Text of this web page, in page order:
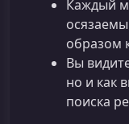
Каждый
образом
Вы
но и как
поиска